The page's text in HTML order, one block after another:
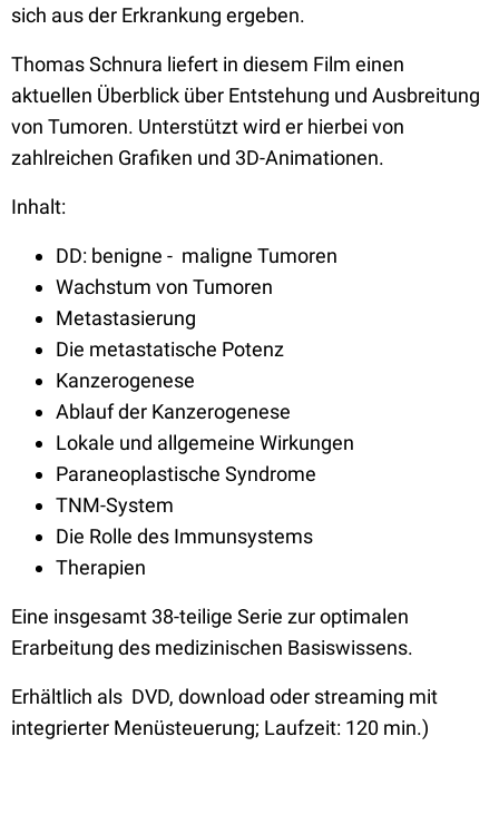
sich aus der Erkrankung ergeben.
Thomas Schnura liefert in diesem Film einen
aktuellen Überblick über Entstehung und Ausbreitung
von Tumoren. Unterstützt wird er hierbei von
zahlreichen Grafiken und 3D-Animationen.
Inhalt:
DD: benigne - maligne Tumoren
Wachstum von Tumoren
Metastasierung
Die metastatische Potenz
Kanzerogenese
Ablauf der Kanzerogenese
Lokale und allgemeine Wirkungen
Paraneoplastische Syndrome
TNM-System
Die Rolle des Immunsystems
Therapien
Eine insgesamt 38-teilige Serie zur optimalen
Erarbeitung des medizinischen Basiswissens.
Erhältlich als DVD, download oder streaming mit
integrierter Menüsteuerung; Laufzeit: 120 min.)